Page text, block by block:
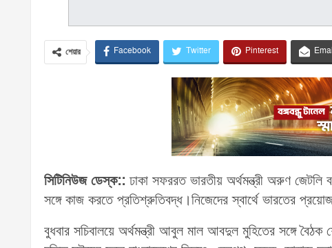
শেয়ার Facebook Twitter Pinterest
সিটিনিউজ ডেস্ক:: ঢাকা সফররত ভারতীয় অর্থমন্ত্রী অরুণ
সঙ্গে কাজ করতে প্রতিশ্রুতিবদ্ধ।নিজেদের স্বার্থে ভারতের
বুধবার সচিবালয়ে অর্থমন্ত্রী আবুল মাল আবদুল মুহিতের সঙ্গে